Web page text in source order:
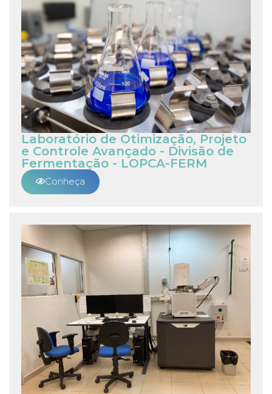
Laboratório de Otimização, Projeto
e Controle Avançado - Divisão de
Fermentação - LOPCA-FERM
Conheça